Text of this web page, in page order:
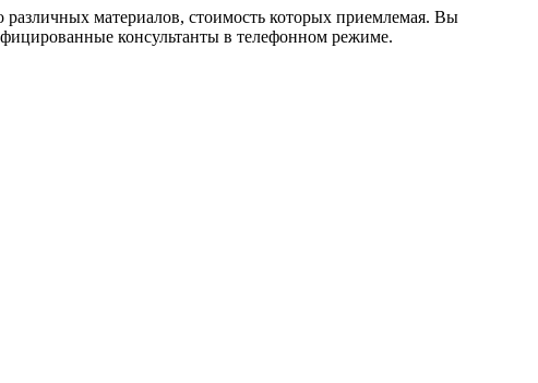
различных материалов, стоимость которых приемлемая. Вы
консультанты в телефонном режиме.